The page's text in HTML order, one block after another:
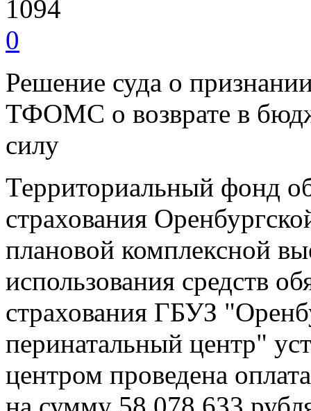
1094
0
Решение суда о
ТФОМС о возврате в
силу
Территориальный фонд
страхования
плановой комплексной
использования средств
страхования ГБУЗ
перинатальный центр"
центром проведена